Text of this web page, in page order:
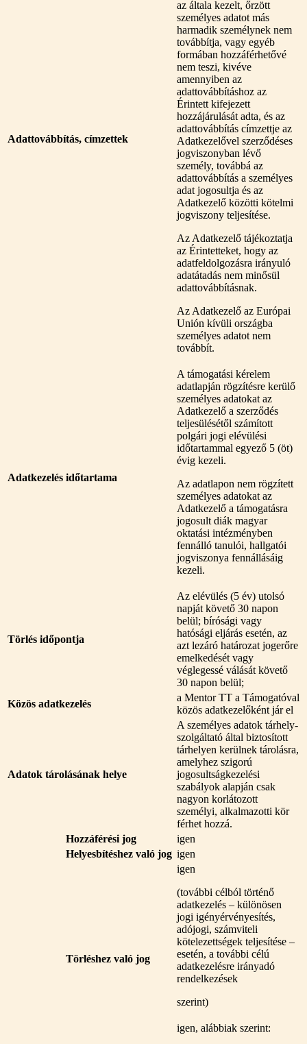
Adattovábbítás, címzettek
az általa kezelt, őrzött
személyes adatot más
harmadik személynek nem
továbbítja, vagy egyéb
formában hozzáférhetővé
nem teszi, kivéve
amennyiben az
adattovábbításhoz az
Érintett kifejezett
hozzájárulását adta, és az
adattovábbítás címzettje az
Adatkezelővel szerződéses
jogviszonyban lévő
személy, továbbá az
adattovábbítás a személyes
adat jogosultja és az
Adatkezelő közötti kötelmi
jogviszony teljesítése.
Az Adatkezelő tájékoztatja
az Érintetteket, hogy az
adatfeldolgozásra irányuló
adatátadás nem minősül
adattovábbításnak.
Az Adatkezelő az Európai
Unión kívüli országba
személyes adatot nem
továbbít.
Adatkezelés időtartama
A támogatási kérelem
adatlapján rögzítésre kerülő
személyes adatokat az
Adatkezelő a szerződés
teljesülésétől számított
polgári jogi elévülési
időtartammal egyező 5 (öt)
évig kezeli.
Az adatlapon nem rögzített
személyes adatokat az
Adatkezelő a támogatásra
jogosult diák magyar
oktatási intézményben
fennálló tanulói, hallgatói
jogviszonya fennállásáig
kezeli.
Törlés időpontja
Az elévülés (5 év) utolsó
napját követő 30 napon
belül; bírósági vagy
hatósági eljárás esetén, az
azt lezáró határozat jogerőre
emelkedését vagy
véglegessé válását követő
30 napon belül;
Közös adatkezelés
a Mentor TT a Támogatóval
közös adatkezelőként jár el
Adatok tárolásának helye
A személyes adatok tárhely-
szolgáltató által biztosított
tárhelyen kerülnek tárolásra,
amelyhez szigorú
jogosultságkezelési
szabályok alapján csak
nagyon korlátozott
személyi, alkalmazotti kör
férhet hozzá.
Hozzáférési jog
igen
Helyesbítéshez való jog igen
Törléshez való jog
igen
(további célból történő
adatkezelés – különösen
jogi igényérvényesítés,
adójogi, számviteli
kötelezettségek teljesítése –
esetén, a további célú
adatkezelésre irányadó
rendelkezések
szerint)
igen, alábbiak szerint: